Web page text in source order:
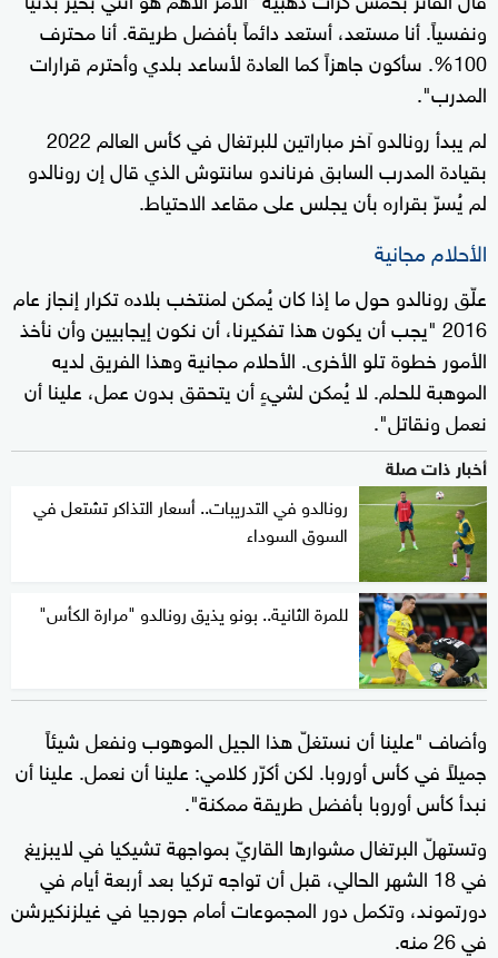
ونفسياً. أنا مستعد، أستعد دائماً بأفضل طريقة. أنا محترف
100%. سأكون جاهزاً كما العادة لأساعد بلدي وأحترم قرارات
المدرب".
لم يبدأ رونالدو آخر مباراتين للبرتغال في كأس العالم 2022
بقيادة المدرب السابق فرناندو سانتوش الذي قال إن رونالدو
لم يُسرّ بقراره بأن يجلس على مقاعد الاحتياط.
الأحلام مجانية
علّق رونالدو حول ما إذا كان يُمكن لمنتخب بلاده تكرار إنجاز عام
2016 "يجب أن يكون هذا تفكيرنا، أن نكون إيجابيين وأن نأخذ
الأمور خطوة تلو الأخرى. الأحلام مجانية وهذا الفريق لديه
الموهبة للحلم. لا يُمكن لشيءٍ أن يتحقق بدون عمل، علينا أن
نعمل ونقاتل".
أخبار ذات صلة
رونالدو في التدريبات.. أسعار التذاكر تشتعل في
السوق السوداء
للمرة الثانية.. بونو يذيق رونالدو "مرارة الكأس"
وأضاف "علينا أن نستغلّ هذا الجيل الموهوب ونفعل شيئاً
جميلاً في كأس أوروبا. لكن أكرّر كلامي: علينا أن نعمل. علينا أن
نبدأ كأس أوروبا بأفضل طريقة ممكنة".
وتستهلّ البرتغال مشوارها القاريّ بمواجهة تشيكيا في لايبزيغ
في 18 الشهر الحالي، قبل أن تواجه تركيا بعد أربعة أيام في
دورتموند، وتكمل دور المجموعات أمام جورجيا في غيلزنكيرشن
في 26 منه.